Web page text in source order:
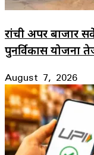
रांची अपर बाजार
पुनर्विकास योजना
August 7, 2026